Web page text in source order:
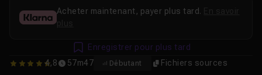
4.8070175438596
4,8 57m47 Débutant Fichiers sources
Acheter maintenant, payer plus tard.
plus
Enregistrer pour plus tard